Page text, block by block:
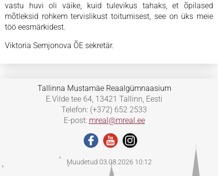
vastu huvi oli väike, kuid tulevikus tahaks, et õpilased
mõtleksid rohkem tervislikust toitumisest, see on üks meie
töö eesmärkidest.
Viktoria Semjonova ÕE sekretär.
Tallinna Mustamäe Reaalgümnaasium
E.Vilde tee 64, 13421 Tallinn, Eesti
Telefon: (+372) 652 2533
E-post: mreal@mreal.ee
Muudetud 03.08.2026 10:12